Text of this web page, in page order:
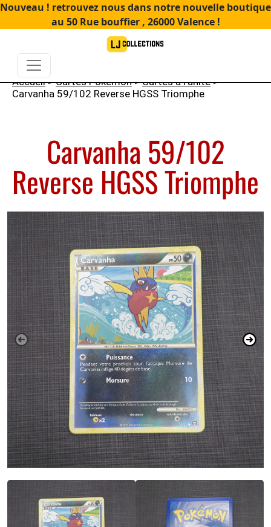
Nouveau ! retrouvez nous dans notre nouvelle boutique
au 50 Rue bouffier , 26000 Valence !
Accueil>Cartes Pokémon>Cartes à l'unité>
Carvanha 59/102 Reverse HGSS Triomphe
Carvanha 59/102
Reverse HGSS Triomphe